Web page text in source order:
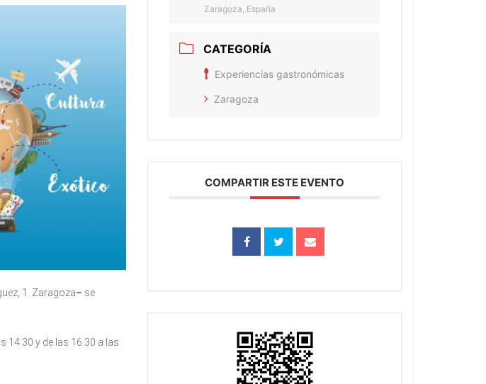
1. Zaragoza– se
14.30 y de las 16.30 a las
Zaragoza, España
CATEGORÍA
Experiencias gastronómicas
Zaragoza
COMPARTIR ESTE EVENTO